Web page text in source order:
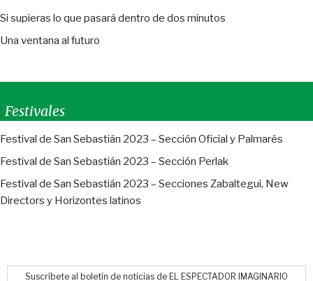
Si supieras lo que pasará dentro de dos minutos
Una ventana al futuro
Festivales
Festival de San Sebastián 2023 – Sección Oficial y Palmarés
Festival de San Sebastián 2023 – Sección Perlak
Festival de San Sebastián 2023 – Secciones Zabaltegui, New
Directors y Horizontes latinos
Suscríbete al boletín de noticias de EL ESPECTADOR IMAGINARIO